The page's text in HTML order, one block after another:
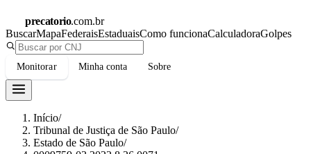
precatorio.com.br
BuscarMapaFederaisEstaduaisComo funcionaCalculadoraGolpes
Monitorar Minha conta Sobre
Início/
Tribunal de Justiça de São Paulo/
Estado de São Paulo/